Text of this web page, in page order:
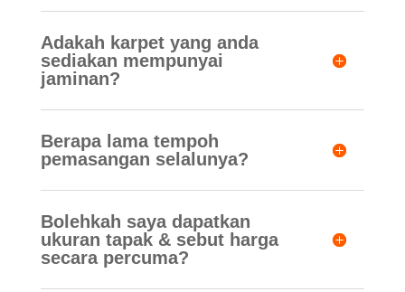
Adakah karpet yang anda
sediakan mempunyai
jaminan?
Berapa lama tempoh
pemasangan selalunya?
Bolehkah saya dapatkan
ukuran tapak & sebut harga
secara percuma?